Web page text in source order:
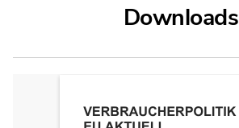
Downloads